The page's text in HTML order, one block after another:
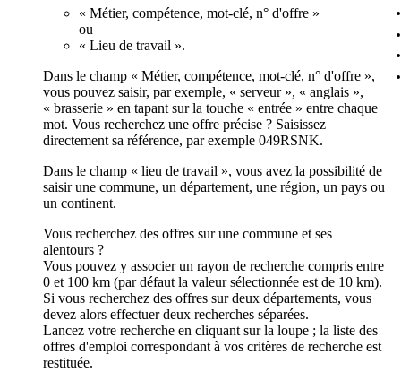
« Métier, compétence, mot-clé, n° d'offre »
ou
« Lieu de travail ».
Dans le champ « Métier, compétence, mot-clé, n° d'offre »,
vous pouvez saisir, par exemple, « serveur », « anglais »,
« brasserie » en tapant sur la touche « entrée » entre chaque
mot. Vous recherchez une offre précise ? Saisissez
directement sa référence, par exemple 049RSNK.
Dans le champ « lieu de travail », vous avez la possibilité de
saisir une commune, un département, une région, un pays ou
un continent.
Vous recherchez des offres sur une commune et ses
alentours ?
Vous pouvez y associer un rayon de recherche compris entre
0 et 100 km (par défaut la valeur sélectionnée est de 10 km).
Si vous recherchez des offres sur deux départements, vous
devez alors effectuer deux recherches séparées.
Lancez votre recherche en cliquant sur la loupe ; la liste des
offres d'emploi correspondant à vos critères de recherche est
restituée.